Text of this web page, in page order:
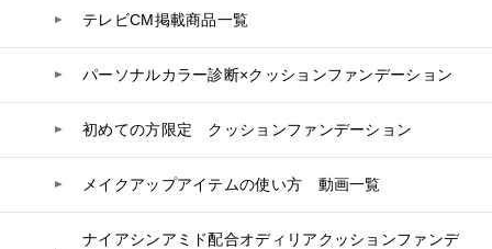
リップケア
トラベルセット
スペシャルケア
高麗人参
コエンザイム
白神秘境活性水
トリートメント
テレビCM掲載商品一覧
パーソナルカラー診断×クッションファンデーション
初めての方限定 クッションファンデーション
メイクアップアイテムの使い方 動画一覧
ナイアシンアミド配合オディリアクッションファンデ